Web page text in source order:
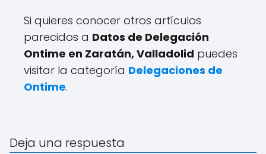
Si quieres conocer otros artículos
parecidos a Datos de Delegación
Ontime en Zaratán, Valladolid puedes
visitar la categoría Delegaciones de
Ontime.
Deja una respuesta